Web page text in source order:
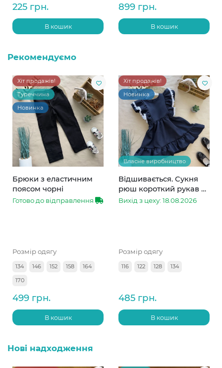
225 грн.
В кошик
899 грн.
В кошик
Рекомендуємо
Хіт продажів!
Туреччина
Новинка
Брюки з еластичним
поясом чорні
Готово до відправлення
Розмір одягу
134 146 152 158
164
170
499 грн.
В кошик
Хіт продажів!
Новинка
Власне виробництво
Відшивається. Сукня
рюш короткий рукав з
мереживом синя
Вихід з цеху: 18.08.2026
Розмір одягу
116 122 128 134
485 грн.
В кошик
Нові надходження